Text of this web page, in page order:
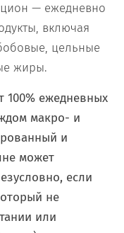
— ежедневно
включая
цельные
жиры.
100% ежедневных
макро- и
и
может
если
не
или